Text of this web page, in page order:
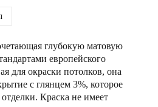
глубокую матовую
европейского
для окраски потолков, она
с глянцем 3%, которое
Краска не имеет